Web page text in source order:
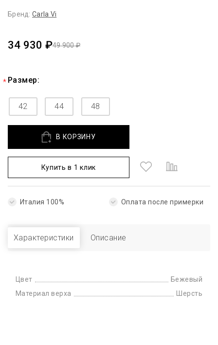
Бренд: Carla Vi
49 900 ₽
34 930 ₽
Размер:
42 44 48
В КОРЗИНУ
Купить в 1 клик
Италия 100% Оплата после примерки
Характеристики Описание
Цвет
Бежевый
Материал верха
Шерсть